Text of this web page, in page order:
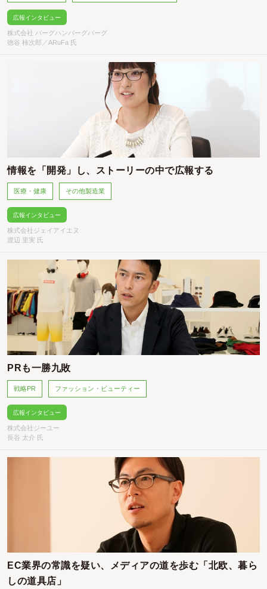
広報インタビュー
株式会社 バーグハンバーグバーグ
徳谷 柿次郎／ARuFa 氏
情報を「開発」し、ストーリーの中で広報する
医療・健康 その他製造業
広報インタビュー
株式会社ジェイアイエヌ
渡辺 里実 氏
PRも一勝九敗
戦略PR ファッション・ビューティー
広報インタビュー
株式会社ジーユー
長谷 太介 氏
EC業界の常識を疑い、メディアの道を歩む「北欧、暮ら
しの道具店」